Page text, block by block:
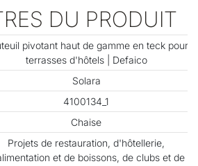
DU PRODUIT
pivotant haut de gamme en teck pour
terrasses d'hôtels | Defaico
Solara
4100134_1
Chaise
Projets de restauration, d'hôtellerie,
et de boissons, de clubs et de